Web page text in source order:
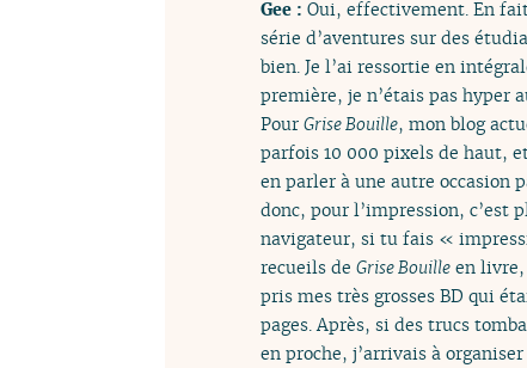
Gee : Oui, effectivement. En
série d’aventures sur des
bien. Je l’ai ressortie en
première, je n’étais pas hyper
Pour Grise Bouille, mon blog
parfois 10 000 pixels de haut,
en parler à une autre occasion
donc, pour l’impression,
navigateur, si tu fais «
recueils de Grise Bouille en livre,
pris mes très grosses BD qui
pages. Après, si des trucs
en proche, j’arrivais à